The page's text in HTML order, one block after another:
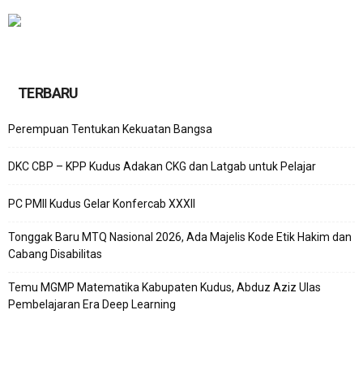
TERBARU
Perempuan Tentukan Kekuatan Bangsa
DKC CBP – KPP Kudus Adakan CKG dan Latgab untuk Pelajar
PC PMII Kudus Gelar Konfercab XXXII
Tonggak Baru MTQ Nasional 2026, Ada Majelis Kode Etik Hakim dan
Cabang Disabilitas
Temu MGMP Matematika Kabupaten Kudus, Abduz Aziz Ulas
Pembelajaran Era Deep Learning